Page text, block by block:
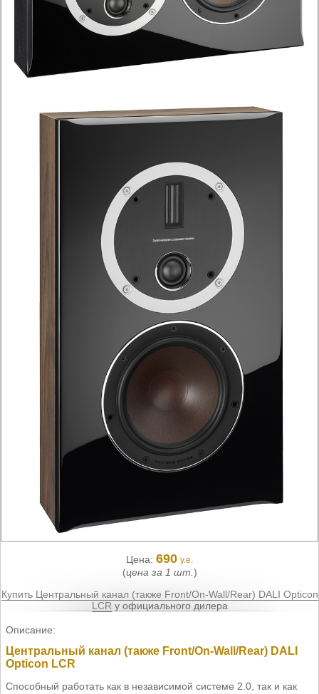
Цена: 690 у.е.
(цена за 1 шт. )
Купить Центральный канал (также Front/On-Wall/Rear) DALI Opticon
LCR у официального дилера
Описание:
Центральный канал (также Front/On-Wall/Rear) DALI
Opticon LCR
Способный работать как в независимой системе 2.0, так и как